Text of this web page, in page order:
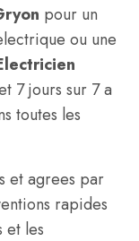
pour un
ou une
7 jours sur 7 a
toutes les
et agrees par
rapides
et les